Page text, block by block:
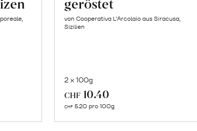
von Cooperativa L’Arcolaio aus Siracusa,
Sizilien
2 x 100g
CHF 10.40
CHF 5.20 pro 100g